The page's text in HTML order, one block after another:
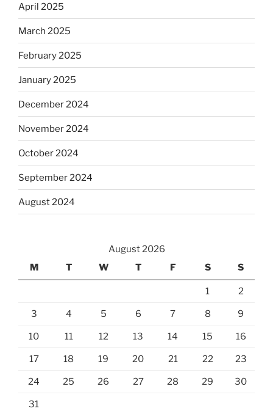
April 2025
March 2025
February 2025
January 2025
December 2024
November 2024
October 2024
September 2024
August 2024
August 2026
M
T W T F S S
1 2
3 4 5 6 7 8 9
10 11 12 13 14 15 16
17 18 19 20 21 22 23
24 25 26 27 28 29 30
31